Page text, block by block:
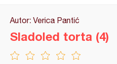
Autor: Verica Pantić
Sladoled torta (4)